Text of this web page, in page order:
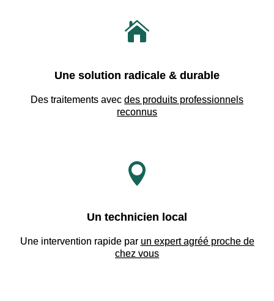

Une solution radicale & durable
Des traitements avec des produits professionnels
reconnus

Un technicien local
Une intervention rapide par un expert agréé proche de
chez vous